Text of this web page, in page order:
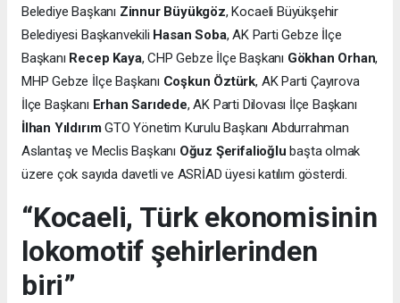
Belediye Başkanı Zinnur Büyükgöz, Kocaeli Büyükşehir
Belediyesi Başkanvekili Hasan Soba, AK Parti Gebze İlçe
Başkanı Recep Kaya, CHP Gebze İlçe Başkanı Gökhan Orhan,
MHP Gebze İlçe Başkanı Coşkun Öztürk, AK Parti Çayırova
İlçe Başkanı Erhan Sarıdede, AK Parti Dilovası İlçe Başkanı
İlhan YıldırımGTO Yönetim Kurulu Başkanı Abdurrahman
Aslantaş ve Meclis Başkanı Oğuz Şerifalioğlu başta olmak
üzere çok sayıda davetli ve ASRİAD üyesi katılım gösterdi.
“Kocaeli, Türk ekonomisinin
lokomotif şehirlerinden
biri”